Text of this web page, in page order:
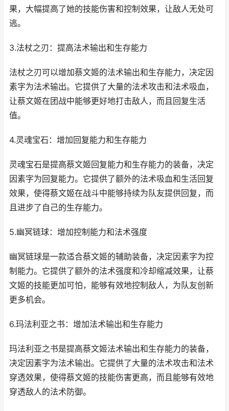
果，大幅提高了她的技能伤害和控制效果，让敌人无处可
逃。
3.法杖之刃：提高法术输出和生存能力
法杖之刃可以增加蔡文姬的法术输出和生存能力，决定因
素字为法术输出。它提供了大量的法术攻击和法术吸血，
让蔡文姬在团战中能够更好地打击敌人，而且回复生活
值。
4.灵魂宝石：增加回复能力和生存能力
灵魂宝石是提高蔡文姬回复能力和生存能力的装备，决定
因素字为回复能力。它提供了额外的法术吸血和生活回复
效果，使得蔡文姬在战斗中能够持续为队友提供回复，而
且进步了自己的生存能力。
5.幽冥链球：增加控制能力和法术强度
幽冥链球是一款适合蔡文姬的辅助装备，决定因素字为控
制能力。它提供了额外的法术强度和冷却缩减效果，让蔡
文姬的技能更加可怕，能够有效地控制敌人，为队友创新
更多机会。
6.玛法利亚之书：增加法术输出和生存能力
玛法利亚之书是提高蔡文姬法术输出和生存能力的装备，
决定因素字为法术输出。它提供了大量的法术攻击和法术
穿透效果，使得蔡文姬的技能伤害更高，而且能够有效地
穿透敌人的法术防御。